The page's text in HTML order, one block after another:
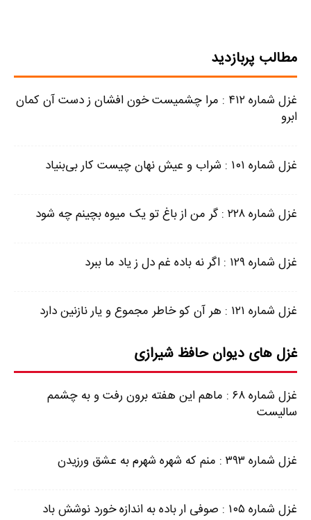
مطالب پربازدید
غزل شماره ۴۱۲ : مرا چشمیست خون افشان ز دست آن کمان
ابرو
غزل شماره ۱۰۱ : شراب و عیش نهان چیست کار بی‌بنیاد
غزل شماره ۲۲۸ : گر من از باغ تو یک میوه بچینم چه شود
غزل شماره ۱۲۹ : اگر نه باده غم دل ز یاد ما ببرد
غزل شماره ۱۲۱ : هر آن کو خاطر مجموع و یار نازنین دارد
غزل های دیوان حافظ شیرازی
غزل شماره ۶۸ : ماهم این هفته برون رفت و به چشمم
سالیست
غزل شماره ۳۹۳ : منم که شهره شهرم به عشق ورزیدن
غزل شماره ۱۰۵ : صوفی ار باده به اندازه خورد نوشش باد